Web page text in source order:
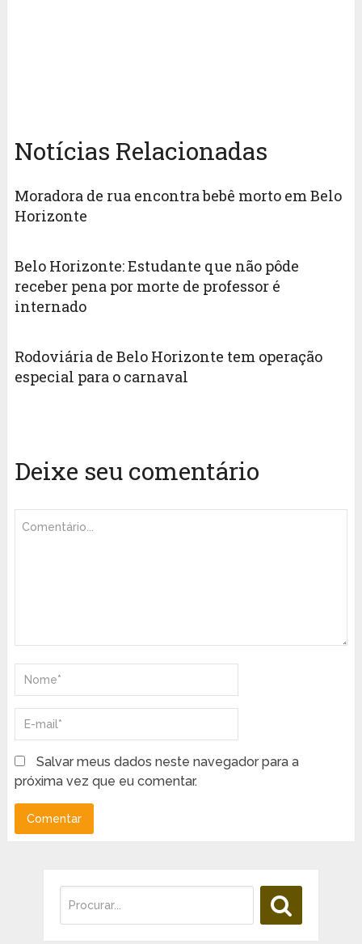
Notícias Relacionadas
Moradora de rua encontra bebê morto em Belo
Horizonte
Belo Horizonte: Estudante que não pôde
receber pena por morte de professor é
internado
Rodoviária de Belo Horizonte tem operação
especial para o carnaval
Deixe seu comentário
Salvar meus dados neste navegador para a
próxima vez que eu comentar.